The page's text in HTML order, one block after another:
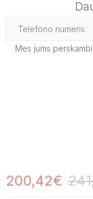
Mes jums
200,42€